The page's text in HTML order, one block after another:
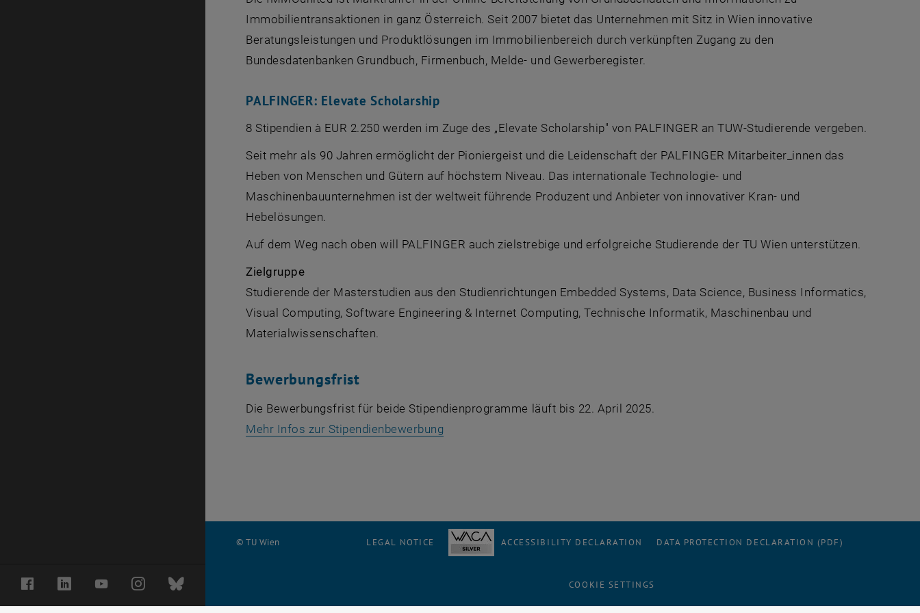
FacebookLinkedInYouTubeInstagramBluesky
Immobilientransaktionen in ganz Österreich. Seit 2007 bietet das Unternehmen mit Sitz in Wien innovative
Beratungsleistungen und Produktlösungen im Immobilienbereich durch verkünpften Zugang zu den
Bundesdatenbanken Grundbuch, Firmenbuch, Melde- und Gewerberegister.
PALFINGER: Elevate Scholarship
8 Stipendien à EUR 2.250 werden im Zuge des „Elevate Scholarship" von PALFINGER an TUW-Studierende vergeben.
Seit mehr als 90 Jahren ermöglicht der Pioniergeist und die Leidenschaft der PALFINGER Mitarbeiter_innen das
Heben von Menschen und Gütern auf höchstem Niveau. Das internationale Technologie- und
Maschinenbauunternehmen ist der weltweit führende Produzent und Anbieter von innovativer Kran- und
Hebelösungen.
Auf dem Weg nach oben will PALFINGER auch zielstrebige und erfolgreiche Studierende der TU Wien unterstützen.
Zielgruppe
Studierende der Masterstudien aus den Studienrichtungen Embedded Systems, Data Science, Business Informatics,
Visual Computing, Software Engineering & Internet Computing, Technische Informatik, Maschinenbau und
Materialwissenschaften.
Bewerbungsfrist
Die Bewerbungsfrist für beide Stipendienprogramme läuft bis 22. April 2025.
Mehr Infos zur Stipendienbewerbung
© TU Wien LEGAL NOTICE ACCESSIBILITY DECLARATION DATA PROTECTION DECLARATION (PDF)
COOKIE SETTINGS